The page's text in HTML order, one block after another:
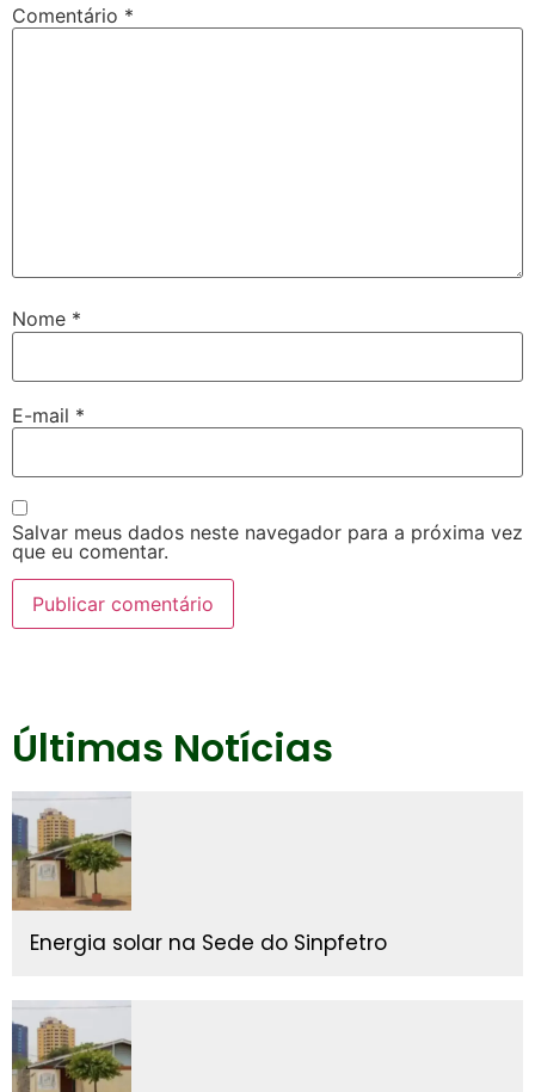
Comentário *
Nome *
E-mail *
Salvar meus dados neste navegador para a próxima vez
que eu comentar.
Últimas Notícias
Energia solar na Sede do Sinpfetro